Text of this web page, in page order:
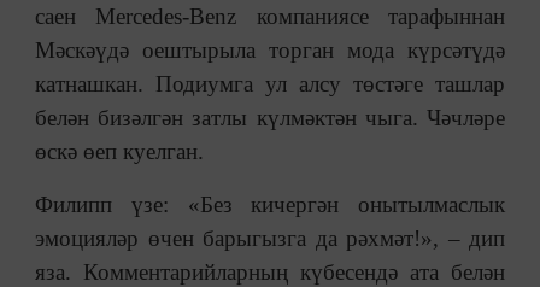
саен Mercedes-Benz компаниясе тарафыннан
Мәскәүдә оештырыла торган мода күрсәтүдә
катнашкан. Подиумга ул алсу төстәге ташлар
белән бизәлгән затлы күлмәктән чыга. Чәчләре
өскә өеп куелган.
Филипп үзе: «Без кичергән онытылмаслык
эмоцияләр өчен барыгызга да рәхмәт!», ‒ дип
яза. Комментарийларның күбесендә ата белән